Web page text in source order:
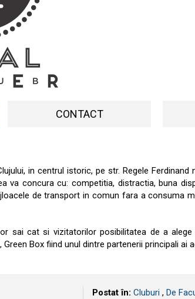
CONTACT
in centrul istoric, pe str. Regele Ferdinand
va concura cu: competitia, distractia, buna
de transport in comun fara a consuma
sai cat si vizitatorilor posibilitatea de a
Box fiind unul dintre partenerii principali ai
Postat în: Cluburi , De